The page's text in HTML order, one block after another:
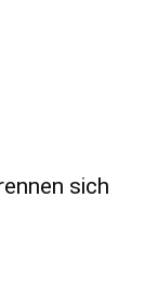
sich